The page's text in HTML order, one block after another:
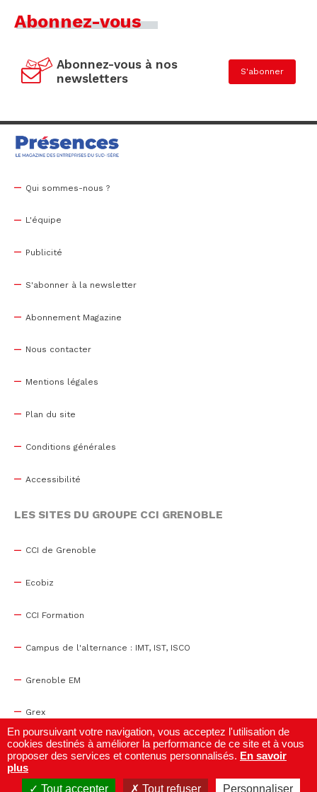
Abonnez-vous
Abonnez-vous à nos
newsletters
S'abonner
Qui sommes-nous ?
L'équipe
Publicité
S'abonner à la newsletter
Abonnement Magazine
Nous contacter
Mentions légales
Plan du site
Conditions générales
Accessibilité
LES SITES DU GROUPE CCI GRENOBLE
CCI de Grenoble
Ecobiz
CCI Formation
Campus de l'alternance : IMT, IST, ISCO
Grenoble EM
Grex
WTC Grenoble
Centre de congrès
En poursuivant votre navigation, vous acceptez l'utilisation de
cookies destinés à améliorer la performance de ce site et à vous
proposer des services et contenus personnalisés. En savoir
plus
Tout accepter
Tout refuser Personnaliser